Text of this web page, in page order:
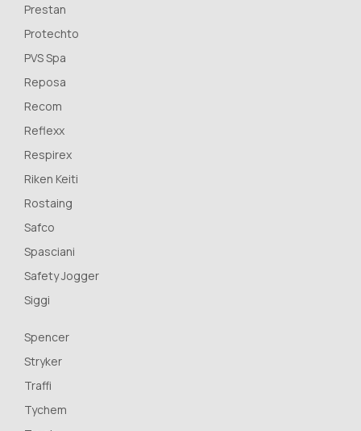
Prestan
Protechto
PVS Spa
Reposa
Recom
Reflexx
Respirex
Riken Keiti
Rostaing
Safco
Spasciani
Safety Jogger
Siggi
Spencer
Stryker
Traffi
Tychem